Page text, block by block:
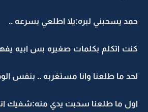
حمد يسحبني لبره:يلا اطلعي بسرعه ..
كنت اتكلم بكلمات صغيره بس ابيه
لحد ما طلعنا وانا مستغربه .. بنفس
اول ما طلعنا سحبت يدي منه:شفيك